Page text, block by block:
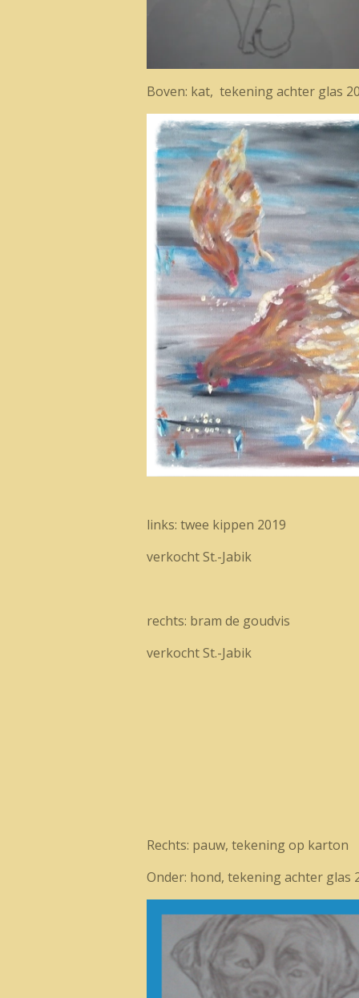
Boven: kat, tekening achter glas
links: twee kippen 2019
verkocht St.-Jabik
rechts: bram de goudvis
verkocht St.-Jabik
Rechts: pauw, tekening op karton
Onder: hond, tekening achter glas